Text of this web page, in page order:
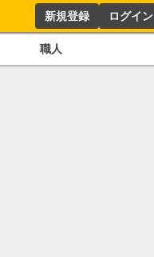
新規登録 ログイン
職人